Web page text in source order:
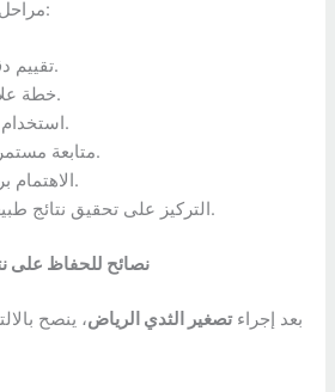
مراحل العلاج، ومن أبرز المزايا:
تقييم دقيق لكل حالة.
خطة علاجية مخصصة.
استخدام تقنيات حديثة.
متابعة مستمرة بعد العملية.
الاهتمام براحة المراجعة.
التركيز على تحقيق نتائج طبيعية ومتناسقة.
نصائح للحفاظ على
بعد إجراءتصغير الثدي الرياض، ينصح